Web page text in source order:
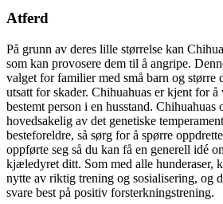
Atferd
På grunn av deres lille størrelse kan
som kan provosere dem til å angripe.
valget for familier med små barn og større
utsatt for skader. Chihuahuas er kjent for
bestemt person i en husstand. Chihuahuas
hovedsakelig av det genetiske
besteforeldre, så sørg for å spørre
oppførte seg så du kan få en generell idé
kjæledyret ditt. Som med alle hunderaser,
nytte av riktig trening og sosialisering, og
svare best på positiv forsterkningstrening.